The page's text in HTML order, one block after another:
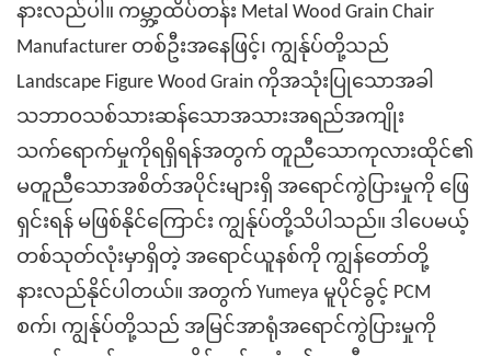
နားလည်ပါ။ ကမ္ဘာ့ထိပ်တန်း Metal Wood Grain Chair
Manufacturer တစ်ဦးအနေဖြင့်၊ ကျွန်ုပ်တို့သည်
Landscape Figure Wood Grain ကိုအသုံးပြုသောအခါ
သဘာဝသစ်သားဆန်သောအသားအရည်အကျိုး
သက်ရောက်မှုကိုရရှိရန်အတွက် တူညီသောကုလားထိုင်၏
မတူညီသောအစိတ်အပိုင်းများရှိ အရောင်ကွဲပြားမှုကို ဖြေ
ရှင်းရန် မဖြစ်နိုင်ကြောင်း ကျွန်ုပ်တို့သိပါသည်။ ဒါပေမယ့်
တစ်သုတ်လုံးမှာရှိတဲ့ အရောင်ယူနစ်ကို ကျွန်တော်တို့
နားလည်နိုင်ပါတယ်။ အတွက် Yumeya မူပိုင်ခွင့် PCM
စက်၊ ကျွန်ုပ်တို့သည် အမြင်အာရုံအရောင်ကွဲပြားမှုကို